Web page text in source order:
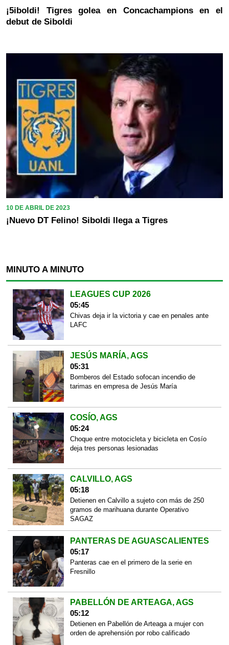
¡5iboldi! Tigres golea en Concachampions en el
debut de Siboldi
10 DE ABRIL DE 2023
¡Nuevo DT Felino! Siboldi llega a Tigres
MINUTO A MINUTO
LEAGUES CUP 2026
05:45
Chivas deja ir la victoria y cae en penales ante
LAFC
JESÚS MARÍA, AGS
05:31
Bomberos del Estado sofocan incendio de
tarimas en empresa de Jesús María
COSÍO, AGS
05:24
Choque entre motocicleta y bicicleta en Cosío
deja tres personas lesionadas
CALVILLO, AGS
05:18
Detienen en Calvillo a sujeto con más de 250
gramos de marihuana durante Operativo
SAGAZ
PANTERAS DE AGUASCALIENTES
05:17
Panteras cae en el primero de la serie en
Fresnillo
PABELLÓN DE ARTEAGA, AGS
05:12
Detienen en Pabellón de Arteaga a mujer con
orden de aprehensión por robo calificado